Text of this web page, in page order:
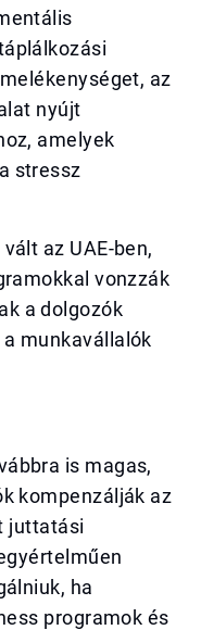
az
nyújt
amelyek
stressz
az UAE-ben,
vonzzák
a dolgozók
munkavállalók
is magas,
kompenzálják az
juttatási
ha
programok és